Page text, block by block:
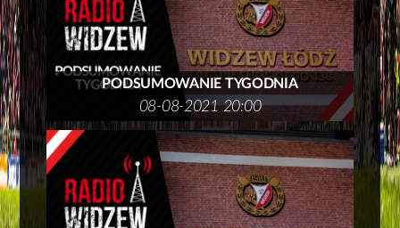
PODSUMOWANIE TYGODNIA
08-08-2021 20:00